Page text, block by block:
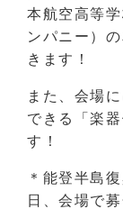
本航空高等
ンパニー）
きます！
また、会場
できる「楽
す！
＊能登半島
日、会場で